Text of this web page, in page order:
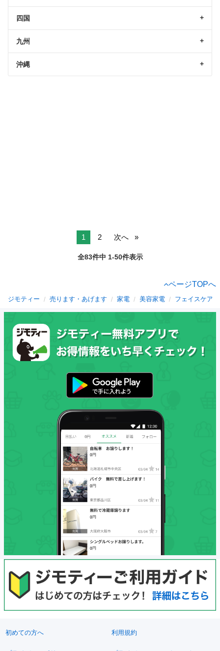
四国
九州
沖縄
1 2 次へ
全83件中 1-50件表示
ページTOPへ
ジモティー 売ります・あげます 家電 美容家電 フェイスケア
初めての方へ 利用規約